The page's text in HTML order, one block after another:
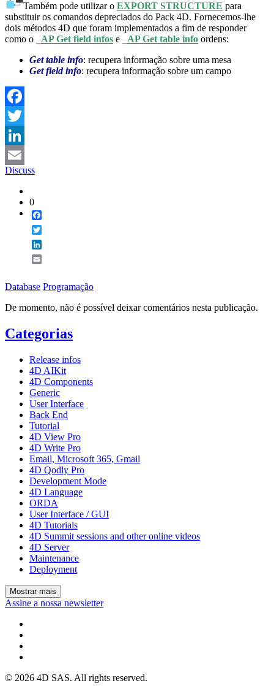
Também pode utilizar o EXPORT STRUCTURE para
substituir os comandos depreciados do Pack 4D. Fornecemos-lhe
dois métodos 4D que foram implementados a fim de responder
como o
_AP Get field infos e _AP Get table info ordens:
Get table info: recupera informação sobre uma mesa
Get field info: recupera informação sobre um campo
Facebook
Twitter
LinkedIn
Email
Discuss
0
Database Programação
De momento, não é possível deixar comentários nesta publicação.
Categorias
Release infos
4D AIKit
4D Components
Generic
User Interface
Back End
Tutorial
4D View Pro
4D Write Pro
Email, Microsoft 365, Gmail
4D Qodly Pro
Development Mode
4D Language
ORDA
User Interface / GUI
4D Tutorials
4D Summit sessions and other online videos
4D Server
Maintenance
Deployment
Mostrar mais
Assine a nossa newsletter
© 2026 4D SAS. All rights reserved.